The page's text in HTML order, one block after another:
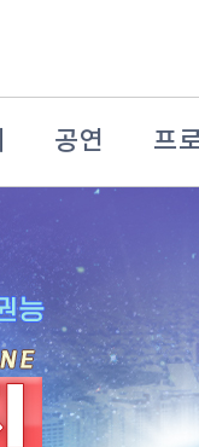
공연 프